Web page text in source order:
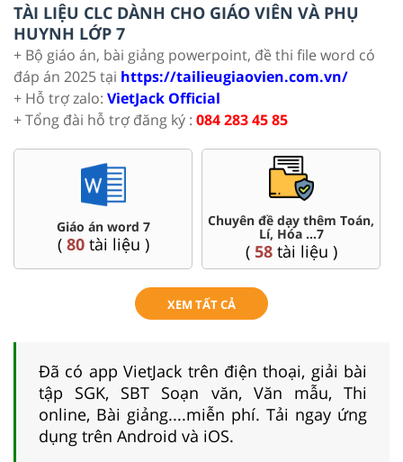
TÀI LIỆU CLC DÀNH CHO GIÁO VIÊN VÀ PHỤ
HUYNH LỚP 7
+ Bộ giáo án, bài giảng powerpoint, đề thi file word có
đáp án 2025 tại https://tailieugiaovien.com.vn/
+ Hỗ trợ zalo: VietJack Official
+ Tổng đài hỗ trợ đăng ký : 084 283 45 85
Giáo án word 7
( 80tài liệu )
Chuyên đề dạy thêm Toán,
Lí, Hóa ...7
( 58tài liệu )
XEM TẤT CẢ
Đã có app VietJack trên điện thoại, giải bài
tập SGK, SBT Soạn văn, Văn mẫu, Thi
online, Bài giảng....miễn phí. Tải ngay ứng
dụng trên Android và iOS.